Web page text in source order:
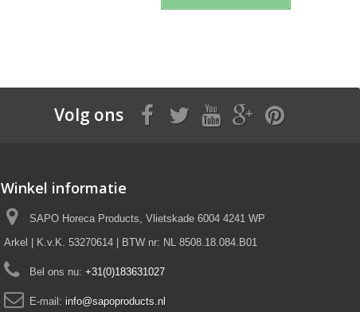
Volg ons
Winkel informatie
SAPO Horeca Products, Vlietskade 6004 4241 WP
Arkel | K.v.K. 53270614 | BTW nr: NL 8508.18.084.B01
Bel ons nu: +31(0)183631027
E-mail: info@sapoproducts.nl